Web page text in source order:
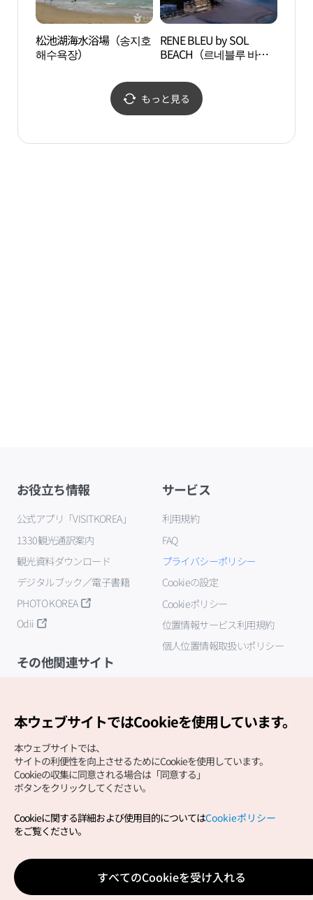
松池湖海水浴場（송지호
해수욕장）
RENE BLEU by SOL
BEACH（르네블루 바이
もっと見る
お役立ち情報
公式アプリ「VISITKOREA」
1330観光通訳案内
観光資料ダウンロード
デジタルブック／電子書籍
PHOTO KOREA
Odii
サービス
利用規約
FAQ
プライバシーポリシー
Cookieの設定
Cookieポリシー
位置情報サービス利用規約
個人位置情報取扱いポリシー
その他関連サイト
Copyright (c) Korea Tourism Organization All Rights
サイトエラー報告公式メール
japanese@knto.or.kr
本ウェブサイトではCookieを使用しています。
本ウェブサイトでは、
サイトの利便性を向上させるためにCookieを使用しています。
Cookieの収集に同意される場合は「同意する」
ボタンをクリックしてください。
Cookieに関する詳細および使用目的についてはCookieポリシー
をご覧ください。
すべてのCookieを受け入れる